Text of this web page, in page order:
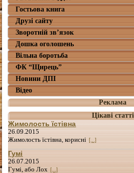
Гостьова книга
Друзі сайту
Зворотній зв’язок
Дошка оголошень
Вільна боротьба
ФК “Щирець”
Новини ДПІ
Відео
Реклама
Цікаві статті
Жимолость їстівна
26.09.2015
Жимолость їстівна, корисні [...]
Гумі
26.07.2015
Гумі, або Лох [...]